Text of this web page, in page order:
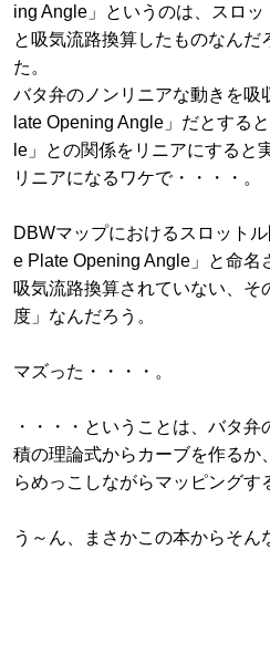
ing Angle」というのは、スロ
と吸気流路換算したものなんだ
た。
バタ弁のノンリニアな動きを吸
late Opening Angle」だとする
le」との関係をリニアにすると
リニアになるワケで・・・・。
DBWマップにおけるスロット
e Plate Opening Angle」と命名
吸気流路換算されていない、そ
度」なんだろう。
マズった・・・・。
・・・・ということは、バタ
積の理論式からカーブを作るか
らめっこしながらマッピングす
う～ん、まさかこの本からそん